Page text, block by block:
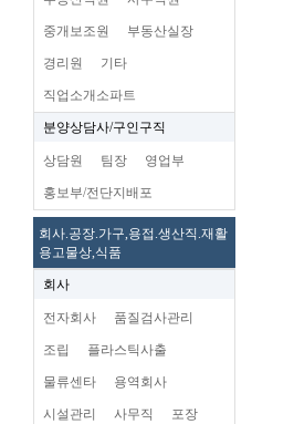
중개보조원 부동산실장
경리원 기타
직업소개소파트
분양상담사/구인구직
상담원 팀장 영업부
홍보부/전단지배포
회사.공장.가구,용접.생산직.재활
용고물상,식품
회사
전자회사 품질검사관리
조립 플라스틱사출
물류센타 용역회사
시설관리 사무직 포장